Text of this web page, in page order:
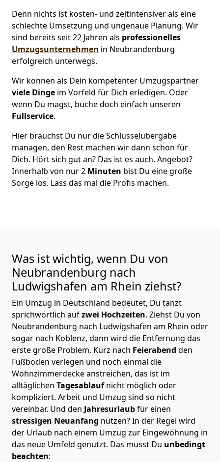
Denn nichts ist kosten- und zeitintensiver als eine
schlechte Umsetzung und ungenaue Planung. Wir
sind bereits seit 22 Jahren als professionelles
Umzugsunternehmen in Neubrandenburg
erfolgreich unterwegs.
Wir können als Dein kompetenter Umzugspartner
viele Dinge im Vorfeld für Dich erledigen. Oder
wenn Du magst, buche doch einfach unseren
Fullservice.
Hier brauchst Du nur die Schlüsselübergabe
managen, den Rest machen wir dann schon für
Dich. Hört sich gut an? Das ist es auch. Angebot?
Innerhalb von nur 2 Minuten bist Du eine große
Sorge los. Lass das mal die Profis machen.
Was ist wichtig, wenn Du von
Neubrandenburg nach
Ludwigshafen am Rhein ziehst?
Ein Umzug in Deutschland bedeutet, Du tanzt
sprichwörtlich aufzwei Hochzeiten. Ziehst Du von
Neubrandenburg nach Ludwigshafen am Rhein oder
sogar nach Koblenz, dann wird die Entfernung das
erste große Problem. Kurz nach Feierabend den
Fußboden verlegen und noch einmal die
Wohnzimmerdecke anstreichen, das ist im
alltäglichen Tagesablaufnicht möglich oder
kompliziert. Arbeit und Umzug sind so nicht
vereinbar. Und den Jahresurlaubfür einen
stressigen Neuanfang nutzen? In der Regel wird
der Urlaub nach einem Umzug zur Eingewöhnung in
das neue Umfeld genutzt. Das musst Du unbedingt
beachten: